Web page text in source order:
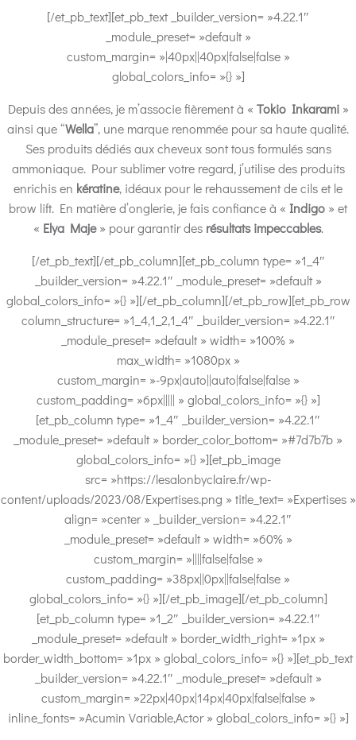
[/et_pb_text][et_pb_text _builder_version= »4.22.1″
_module_preset= »default »
custom_margin= »|40px||40px|false|false »
global_colors_info= »{} »]
Depuis des années, je m’associe fièrement à « Tokio Inkarami»
ainsi que “Wella”, une marque renommée pour sa haute qualité.
Ses produits dédiés aux cheveux sont tous formulés sans
ammoniaque. Pour sublimer votre regard, j’utilise des produits
enrichis en kératine, idéaux pour le rehaussement de cils et le
brow lift. En matière d’onglerie, je fais confiance à « Indigo » et
« Elya Maje» pour garantir des résultats impeccables.
[/et_pb_text][/et_pb_column][et_pb_column type= »1_4″
_builder_version= »4.22.1″ _module_preset= »default »
global_colors_info= »{} »][/et_pb_column][/et_pb_row][et_pb_row
column_structure= »1_4,1_2,1_4″ _builder_version= »4.22.1″
_module_preset= »default » width= »100% »
max_width= »1080px »
custom_margin= »-9px|auto||auto|false|false »
custom_padding= »6px||||| » global_colors_info= »{} »]
[et_pb_column type= »1_4″ _builder_version= »4.22.1″
_module_preset= »default » border_color_bottom= »#7d7b7b »
global_colors_info= »{} »][et_pb_image
src= »https://lesalonbyclaire.fr/wp-
content/uploads/2023/08/Expertises.png » title_text= »Expertises »
align= »center » _builder_version= »4.22.1″
_module_preset= »default » width= »60% »
custom_margin= »||||false|false »
custom_padding= »38px||0px||false|false »
global_colors_info= »{} »][/et_pb_image][/et_pb_column]
[et_pb_column type= »1_2″ _builder_version= »4.22.1″
_module_preset= »default » border_width_right= »1px »
border_width_bottom= »1px » global_colors_info= »{} »][et_pb_text
_builder_version= »4.22.1″ _module_preset= »default »
custom_margin= »22px|40px|14px|40px|false|false »
inline_fonts= »Acumin Variable,Actor » global_colors_info= »{} »]